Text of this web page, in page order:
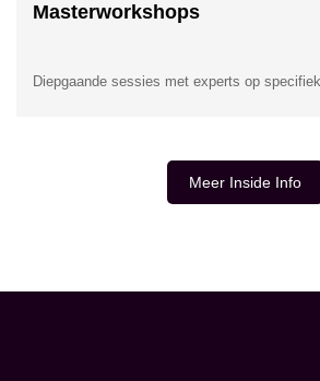
Masterworkshops
Diepgaande sessies met experts op
Meer Inside Info